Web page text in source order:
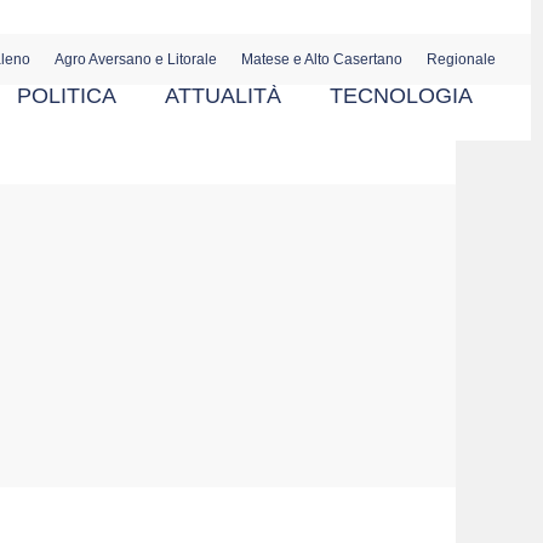
Agro Aversano e Litorale Matese e Alto Casertano Regionale
POLITICA ATTUALITÀ TECNOLOGIA